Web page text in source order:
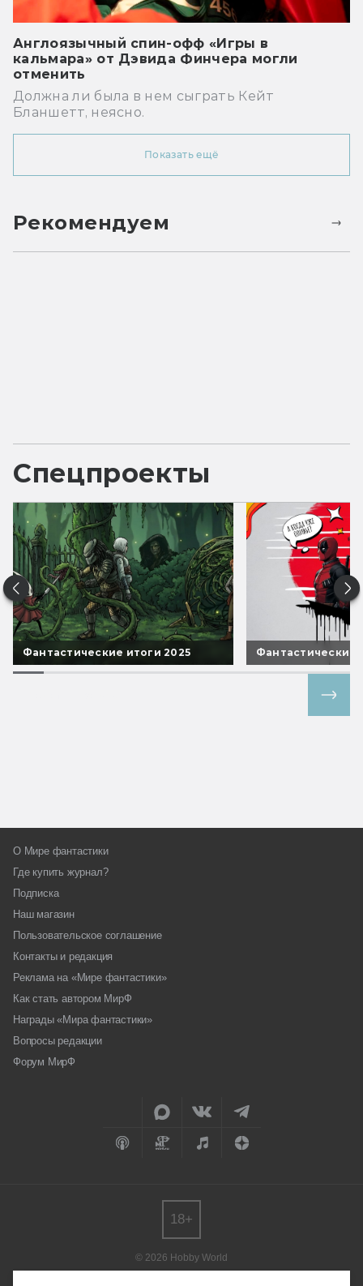
Англоязычный спин-офф «Игры в
кальмара» от Дэвида Финчера могли
отменить
Должна ли была в нем сыграть Кейт
Бланшетт, неясно.
Показать ещё
Рекомендуем
Спецпроекты
Фантастические итоги 2025 Фантастические
О Мире фантастики
Где купить журнал?
Подписка
Наш магазин
Пользовательское соглашение
Контакты и редакция
Реклама на «Мире фантастики»
Как стать автором МирФ
Награды «Мира фантастики»
Вопросы редакции
Форум МирФ
© 2026 Hobby World
18+